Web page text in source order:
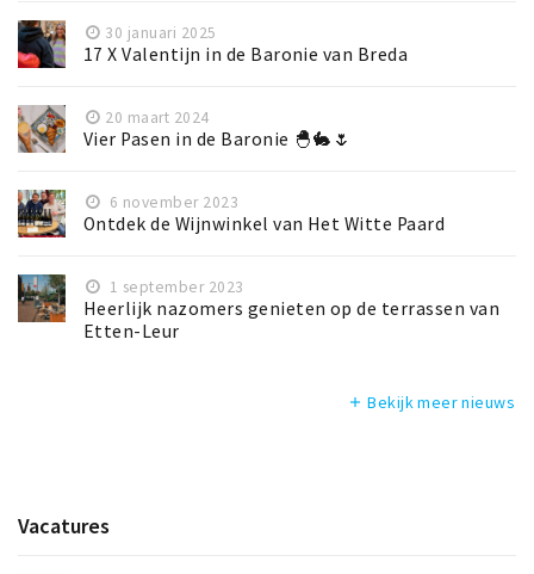
30 januari 2025
17 X Valentijn in de Baronie van Breda
20 maart 2024
Vier Pasen in de Baronie 🐣🐇🌷
6 november 2023
Ontdek de Wijnwinkel van Het Witte Paard
1 september 2023
Heerlijk nazomers genieten op de terrassen van
Etten-Leur
add Bekijk meer nieuws
Vacatures